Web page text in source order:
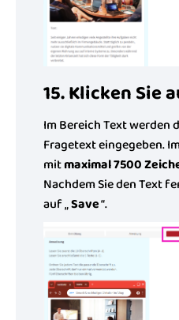
15. Klicken Sie
Im Bereich Text werden
Fragetext eingegeben.
mitmaximal 7500
Nachdem Sie den Text
auf „Save“.